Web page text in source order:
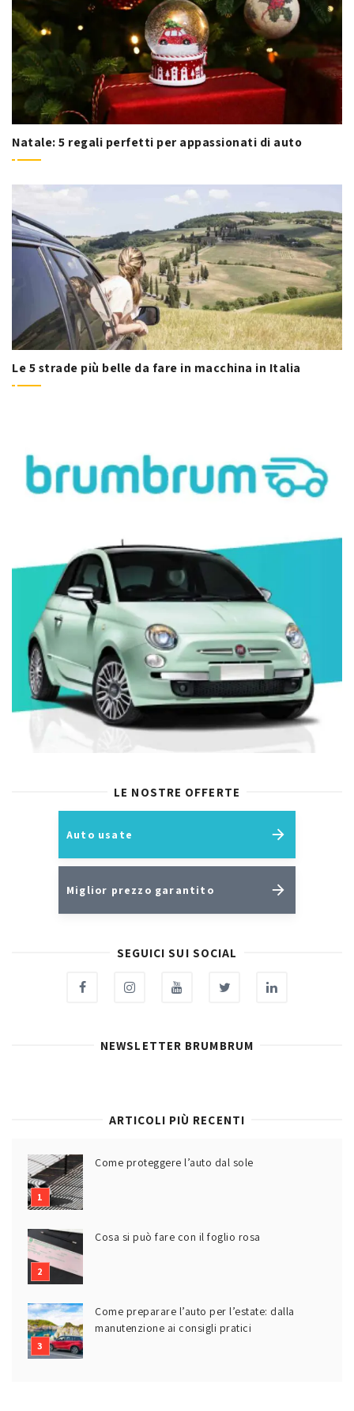
Natale: 5 regali perfetti per appassionati di auto
Le 5 strade più belle da fare in macchina in Italia
LE NOSTRE OFFERTE
Auto usate
Miglior prezzo garantito
SEGUICI SUI SOCIAL
NEWSLETTER BRUMBRUM
ARTICOLI PIÙ RECENTI
Come proteggere l’auto dal sole
Cosa si può fare con il foglio rosa
Come preparare l’auto per l’estate: dalla
manutenzione ai consigli pratici